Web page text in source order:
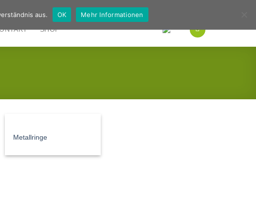
Deutsch
SHOP
Metallringe
aus. OK Mehr Informationen